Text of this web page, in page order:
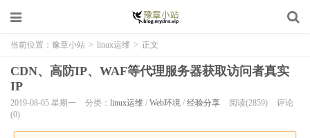
当前位置： 豫章小站 > linux运维 > 正文
CDN、高防IP、WAF等代理服务器获取访问者真实
IP
2019-08-05 星期一 分类： linux运维 / Web环境 / 经验分享 阅读(2859)
评论
(0)